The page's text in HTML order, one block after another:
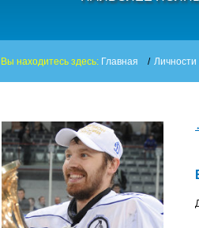
Вы находитесь здесь: Главная / Личности